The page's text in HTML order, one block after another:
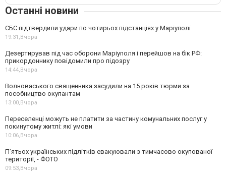
Останні новини
СБС підтвердили удари по чотирьох підстанціях у Маріуполі
19:31,Вчора
Дезертирував під час оборони Маріуполя і перейшов на бік РФ:
прикордоннику повідомили про підозру
14:44,Вчора
Волноваського священника засудили на 15 років тюрми за
пособництво окупантам
13:00,Вчора
Переселенці можуть не платити за частину комунальних послуг у
покинутому житлі: які умови
10:06,Вчора
П’ятьох українських підлітків евакуювали з тимчасово окупованої
території, - ФОТО
09:53,Вчора